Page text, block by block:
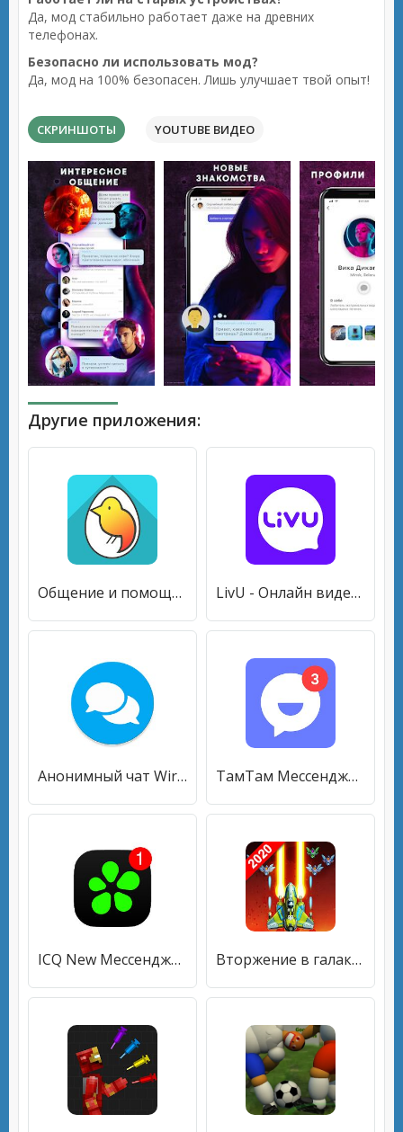
Да, мод стабильно работает даже на древних
телефонах.
Безопасно ли использовать мод?
Да, мод на 100% безопасен. Лишь улучшает твой опыт!
СКРИНШОТЫ YOUTUBE ВИДЕО
Другие приложения:
Общение и помощь. Анонимный чат онлайн. Психология LivU - Онлайн видеочат с девушками. Анонимный чат
Анонимный чат Wirum — онлайн общение и знакомства ТамТам Мессенджер — видеозвонки, чаты и общение
ICQ New Мессенджер: Общение, чат-боты, видеозвонки Вторжение в галактику: космический шутер